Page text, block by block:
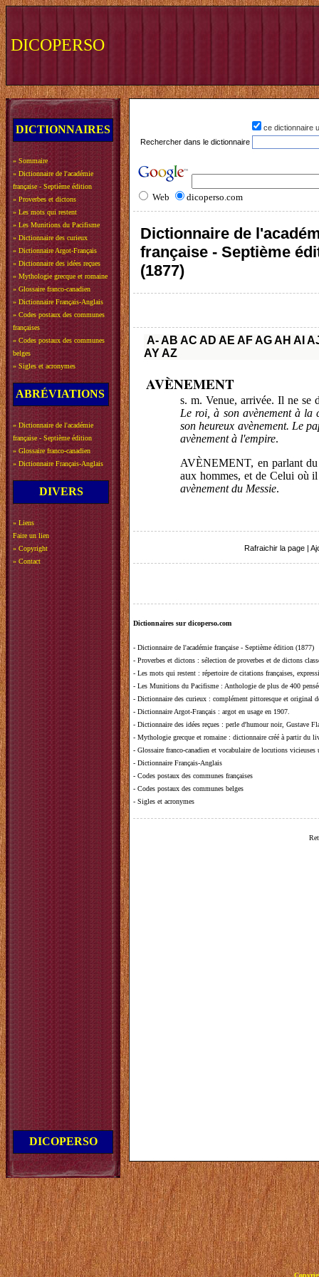
DICOPERSO
DICTIONNAIRES
» Sommaire
» Dictionnaire de l'académie
française - Septième édition
» Proverbes et dictons
» Les mots qui restent
» Les Munitions du Pacifisme
» Dictionnaire des curieux
» Dictionnaire Argot-Français
» Dictionnaire des idées reçues
» Mythologie grecque et romaine
» Glossaire franco-canadien
» Dictionnaire Français-Anglais
» Codes postaux des communes
françaises
» Codes postaux des communes
belges
» Sigles et acronymes
ABRÉVIATIONS
» Dictionnaire de l'académie
française - Septième édition
» Glossaire franco-canadien
» Dictionnaire Français-Anglais
DIVERS
» Liens
Faire un lien
» Copyright
» Contact
DICOPERSO
ce dictionnaire
Rechercher dans le dictionnaire
Web dicoperso.com
Dictionnaire de
française - Septième
(1877)
A-AB AC AD AE AFAGAH AI
AYAZ
AVÈNEMENT
s. m. Venue, arrivée. Il ne se
Le roi, à son avènement à la
son heureux avènement. Le
avènement à l'empire.
AVÈNEMENT, en parlant du
aux hommes, et de Celui où
avènement du Messie.
Rafraichir la page
Dictionnaires sur dicoperso.com
- Dictionnaire de l'académie française - Septième édition (1877)
- Proverbes et dictons : sélection de proverbes et de dictons
- Les mots qui restent : répertoire de citations françaises,
- Les Munitions du Pacifisme : Anthologie de plus de 400
- Dictionnaire des curieux : complément pittoresque et original
- Dictionnaire Argot-Français : argot en usage en 1907.
- Dictionnaire des idées reçues : perle d'humour noir, Gustave
- Mythologie grecque et romaine : dictionnaire créé à partir du
- Glossaire franco-canadien et vocabulaire de locutions vicieuses
- Dictionnaire Français-Anglais
- Codes postaux des communes françaises
- Codes postaux des communes belges
- Sigles et acronymes